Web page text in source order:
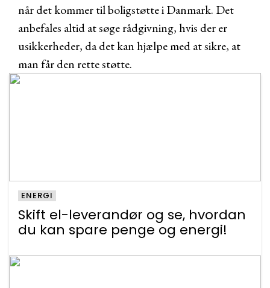
når det kommer til boligstøtte i Danmark. Det
anbefales altid at søge rådgivning, hvis der er
usikkerheder, da det kan hjælpe med at sikre, at
man får den rette støtte.
Skift el-leverandør og se, hvordan
du kan spare penge og energi!
ENERGI